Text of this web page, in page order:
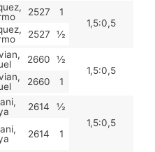
2527
1
1,5:0,5
2527 ½
2660
½
1,5:0,5
2660 1
2614
½
1,5:0,5
2614 1